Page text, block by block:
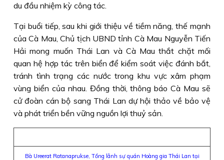
du đầu nhiệm kỳ công tác.
Tại buổi tiếp, sau khi giới thiệu về tiềm năng, thế mạnh
của Cà Mau, Chủ tịch UBND tỉnh Cà Mau Nguyễn Tiến
Hải mong muốn Thái Lan và Cà Mau thắt chặt mối
quan hệ hợp tác trên biển để kiểm soát việc đánh bắt,
tránh tình trạng các nước trong khu vực xâm phạm
vùng biển của nhau. Đồng thời, thông báo Cà Mau sẽ
cử đoàn cán bộ sang Thái Lan dự hội thảo về bảo vệ
và phát triển bền vững nguồn lợi thuỷ sản.
Bà Ureerat Ratanaprukse, Tổng lãnh sự quán Hoàng gia Thái Lan tại